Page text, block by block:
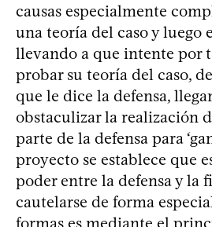
causas especialmente
una teoría del caso y luego
llevando a que intente por
probar su teoría del caso,
que le dice la defensa,
obstaculizar la realización
parte de la defensa para
proyecto se establece que
poder entre la defensa y la
cautelarse de forma
formas es mediante el